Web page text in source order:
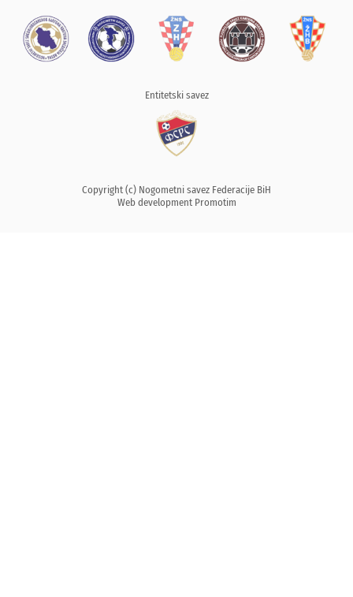
Entitetski savez
Copyright (c) Nogometni savez Federacije BiH
Web development Promotim